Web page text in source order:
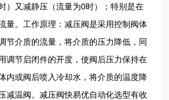
）又减静压（流量为0时）；特别是在
量。工作原理：减压阀是采用控制阀体
节介质的流量，将介质的压力降低，同
调节启闭件的开度，使阀后压力保持在
内或阀后喷入冷却水，将介质的温度降
减温阀。减压阀快易优自动化选型有收